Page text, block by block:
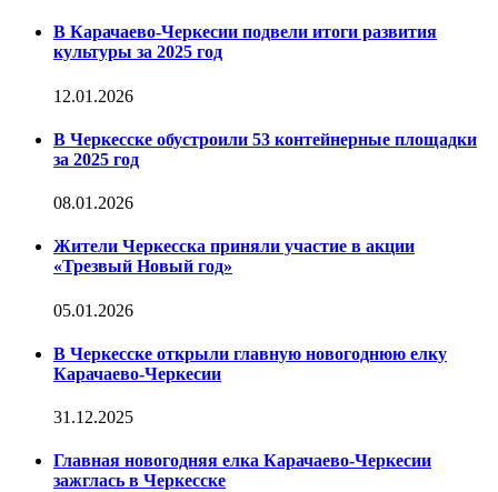
В Карачаево-Черкесии подвели итоги развития
культуры за 2025 год
12.01.2026
В Черкесске обустроили 53 контейнерные площадки
за 2025 год
08.01.2026
Жители Черкесска приняли участие в акции
«Трезвый Новый год»
05.01.2026
В Черкесске открыли главную новогоднюю елку
Карачаево-Черкесии
31.12.2025
Главная новогодняя елка Карачаево-Черкесии
зажглась в Черкесске